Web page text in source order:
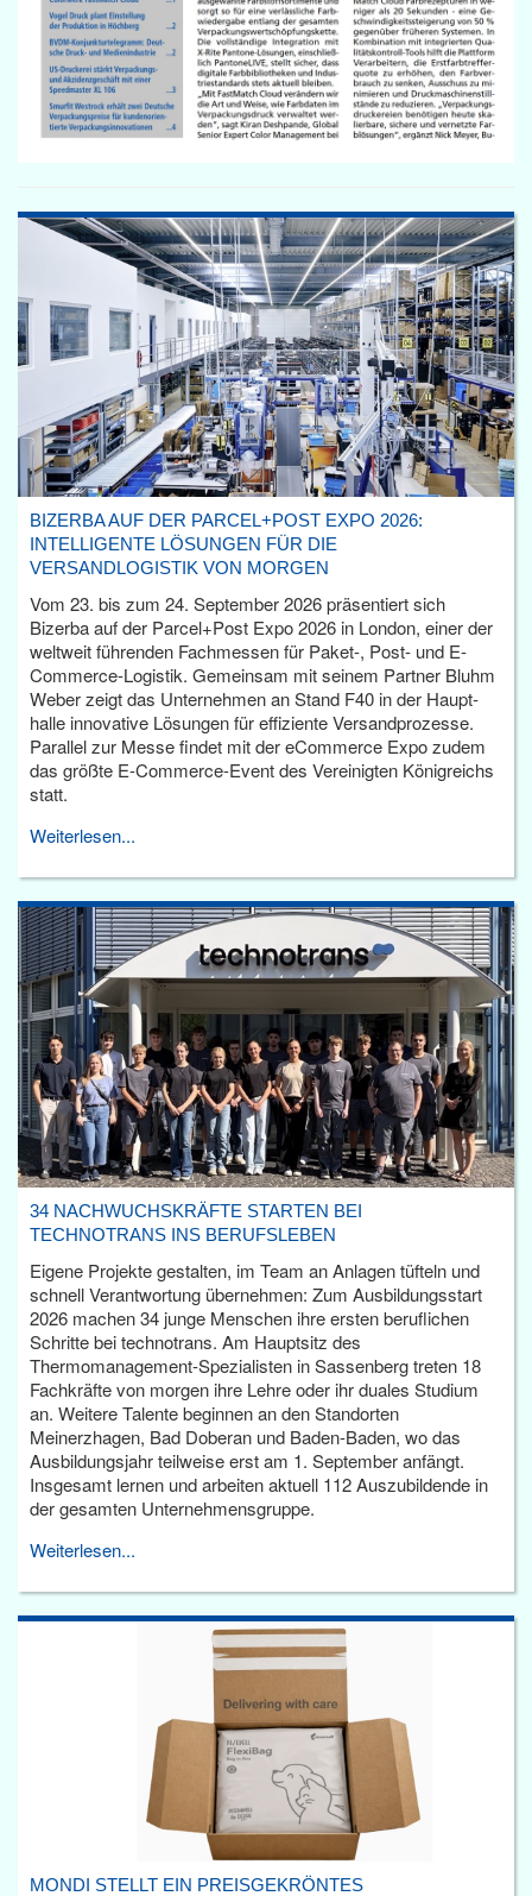
BIZERBA AUF DER PARCEL+POST EXPO 2026:
INTELLIGENTE LÖSUNGEN FÜR DIE
VERSANDLOGISTIK VON MORGEN
Vom 23. bis zum 24. September 2026 präsentiert sich
Bizerba auf der Parcel+Post Expo 2026 in London, einer der
weltweit führenden Fachmessen für Paket-, Post- und E-
Commerce-Logistik. Gemeinsam mit seinem Partner Bluhm
Weber zeigt das Unternehmen an Stand F40 in der Haupt­
halle innovative Lösungen für effiziente Versandprozesse.
Parallel zur Messe findet mit der eCommerce Expo zudem
das größte E-Commerce-Event des Vereinigten Königreichs
statt.
Weiterlesen...
34 NACHWUCHSKRÄFTE STARTEN BEI
TECHNOTRANS INS BERUFSLEBEN
Eigene Projekte gestalten, im Team an Anlagen tüfteln und
schnell Verantwortung übernehmen: Zum Ausbildungsstart
2026 machen 34 junge Menschen ihre ersten beruflichen
Schritte bei technotrans. Am Hauptsitz des
Thermomanagement-Spezialisten in Sassenberg treten 18
Fachkräfte von morgen ihre Lehre oder ihr duales Studium
an. Weitere Talente beginnen an den Standorten
Meinerzhagen, Bad Doberan und Baden-Baden, wo das
Ausbildungsjahr teilweise erst am 1. September anfängt.
Insgesamt lernen und arbeiten aktuell 112 Auszubildende in
der gesamten Unternehmensgruppe.
Weiterlesen...
MONDI STELLT EIN PREISGEKRÖNTES